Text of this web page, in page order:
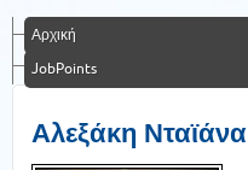
Αρχική
JobPoints
Αλεξάκη Νταϊάνα